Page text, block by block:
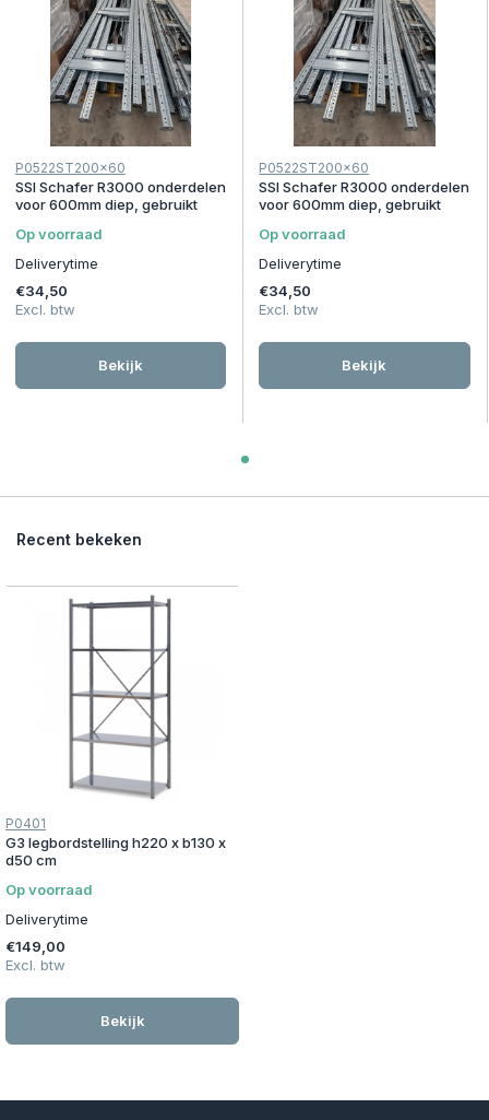
P0522ST200x60
SSI Schafer R3000 onderdelen
voor 600mm diep, gebruikt
Op voorraad
Deliverytime
€34,50
Excl. btw
Bekijk
P0522ST200x60
SSI Schafer R3000 onderdelen
voor 600mm diep, gebruikt
Op voorraad
Deliverytime
€34,50
Excl. btw
Bekijk
Recent bekeken
P0401
G3 legbordstelling h220 x b130 x
d50 cm
Op voorraad
Deliverytime
€149,00
Excl. btw
Bekijk